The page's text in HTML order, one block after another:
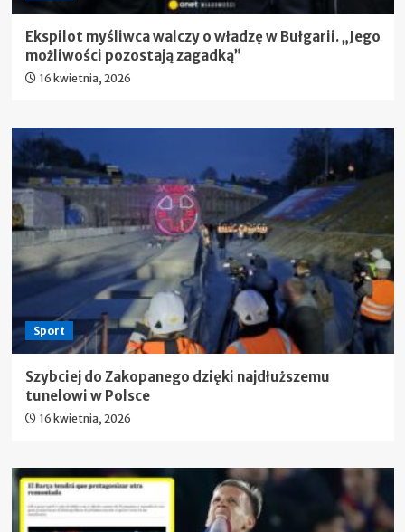
Ekspilot myśliwca walczy o władzę w Bułgarii. „Jego
możliwości pozostają zagadką”
16 kwietnia, 2026
Sport
Szybciej do Zakopanego dzięki najdłuższemu
tunelowi w Polsce
16 kwietnia, 2026